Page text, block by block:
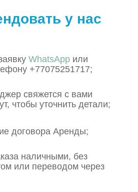
у нас
WhatsApp или
+77075251717;
свяжется с вами
чтобы уточнить детали;
договора Аренды;
наличными, без
или переводом через